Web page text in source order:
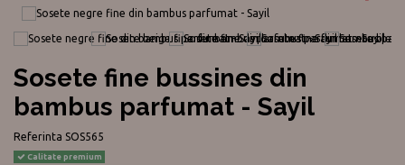
Sosete fine bussines din
bambus parfumat - Sayil
Referinta SOS565
Calitate premium